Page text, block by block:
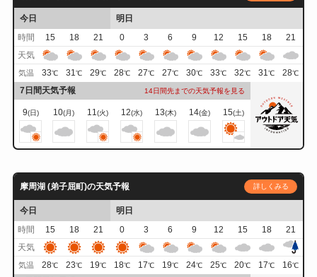
今日
明日
時間
15 18 21 0 3 6 9 12 15 18
21
天気
気温 33℃ 31℃ 29℃ 28℃ 27℃ 27℃ 30℃ 33℃ 32℃ 31℃ 28℃
7日間天気予報 14日間先までの天気予報を見る
9(日) 10(月) 11 (火) 12(水) 13(木) 14(金) 15(土)
摩周湖 (弟子屈町)の天気予報 詳しくみる
今日
明日
時間
15 18 21 0 3 6 9 12 15 18
21
天気
気温 28℃ 23℃ 19℃ 18℃ 17℃ 19℃ 24℃ 25℃ 20℃ 17℃ 16℃